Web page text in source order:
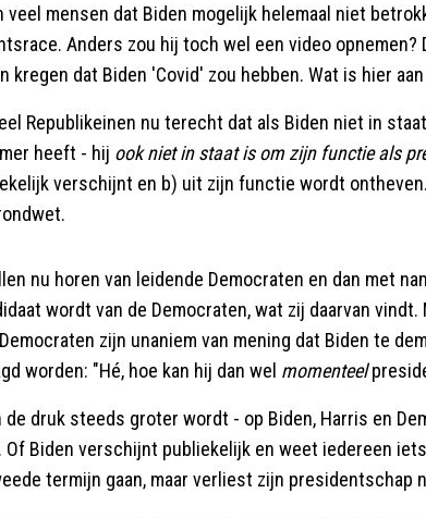
veel mensen dat Biden mogelijk helemaal niet
Anders zou hij toch wel een video opnemen?
kregen dat Biden 'Covid' zou hebben. Wat is hier
Republikeinen nu terecht dat als Biden niet in
heeft - hij ook niet in staat is om zijn functie als
verschijnt en b) uit zijn functie wordt
nu horen van leidende Democraten en dan met
wordt van de Democraten, wat zij daarvan vindt.
Democraten zijn unaniem van mening dat Biden te
worden: "Hé, hoe kan hij dan wel momenteel
de druk steeds groter wordt - op Biden, Harris en
Biden verschijnt publiekelijk en weet iedereen
termijn gaan, maar verliest zijn presidentschap